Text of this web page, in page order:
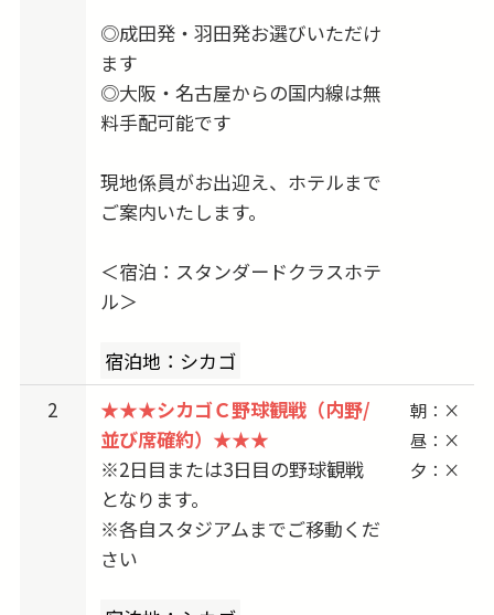
★2026対戦カードは下記の通りです
5/13-5/16 出発 → 5/15-5/17 vs. Chicago White
6/07-6/10 出発 → 6/09-6/11 vs. Houston
Astros
6/21-6/24 出発 → 6/23-6/25 vs. New York Mets
6/24-6/27 出発 → 6/26-6/28 vs. Philadelphia
Phillies
7/01-7/04 出発 → 7/03-7/05 vs. Milwaukee
Brewers
7/04-7/07 出発 → 7/06-7/08 vs. St. Louis
Cardinals
7/15-7/18 出発 → 7/17-7/19 vs. Arizona
Diamondbacks
◎成田発・羽田発お選びいただけ
ます
◎大阪・名古屋からの国内線は無
料手配可能です
現地係員がお出迎え、ホテルまで
ご案内いたします。
＜宿泊：スタンダードクラスホテ
ル＞
宿泊地：シカゴ
2
★★★シカゴＣ野球観戦（内野/
並び席確約）★★★
※2日目または3日目の野球観戦
となります。
※各自スタジアムまでご移動くだ
さい
朝：×
昼：×
夕：×